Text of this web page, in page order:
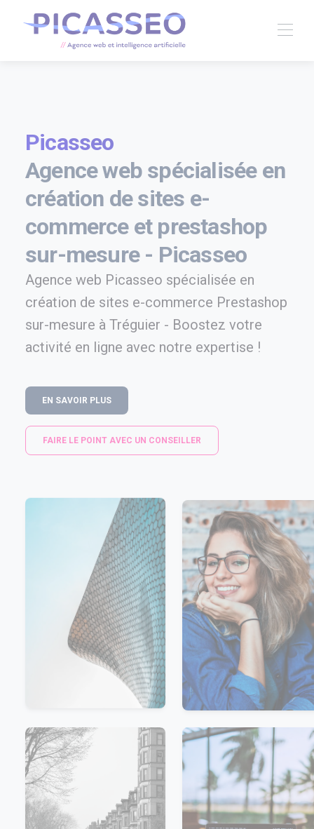
Picasseo
Agence web spécialisée en
création de sites e-
commerce et prestashop
sur-mesure - Picasseo
Agence web Picasseo spécialisée en
création de sites e-commerce Prestashop
sur-mesure à Tréguier - Boostez votre
activité en ligne avec notre expertise !
EN SAVOIR PLUS
FAIRE LE POINT AVEC UN CONSEILLER